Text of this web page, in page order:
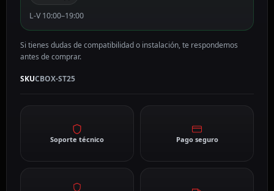
L-V 10:00–19:00
Si tienes dudas de compatibilidad o instalación, te respondemos
antes de comprar.
SKUCBOX-ST25
Soporte técnico Pago seguro